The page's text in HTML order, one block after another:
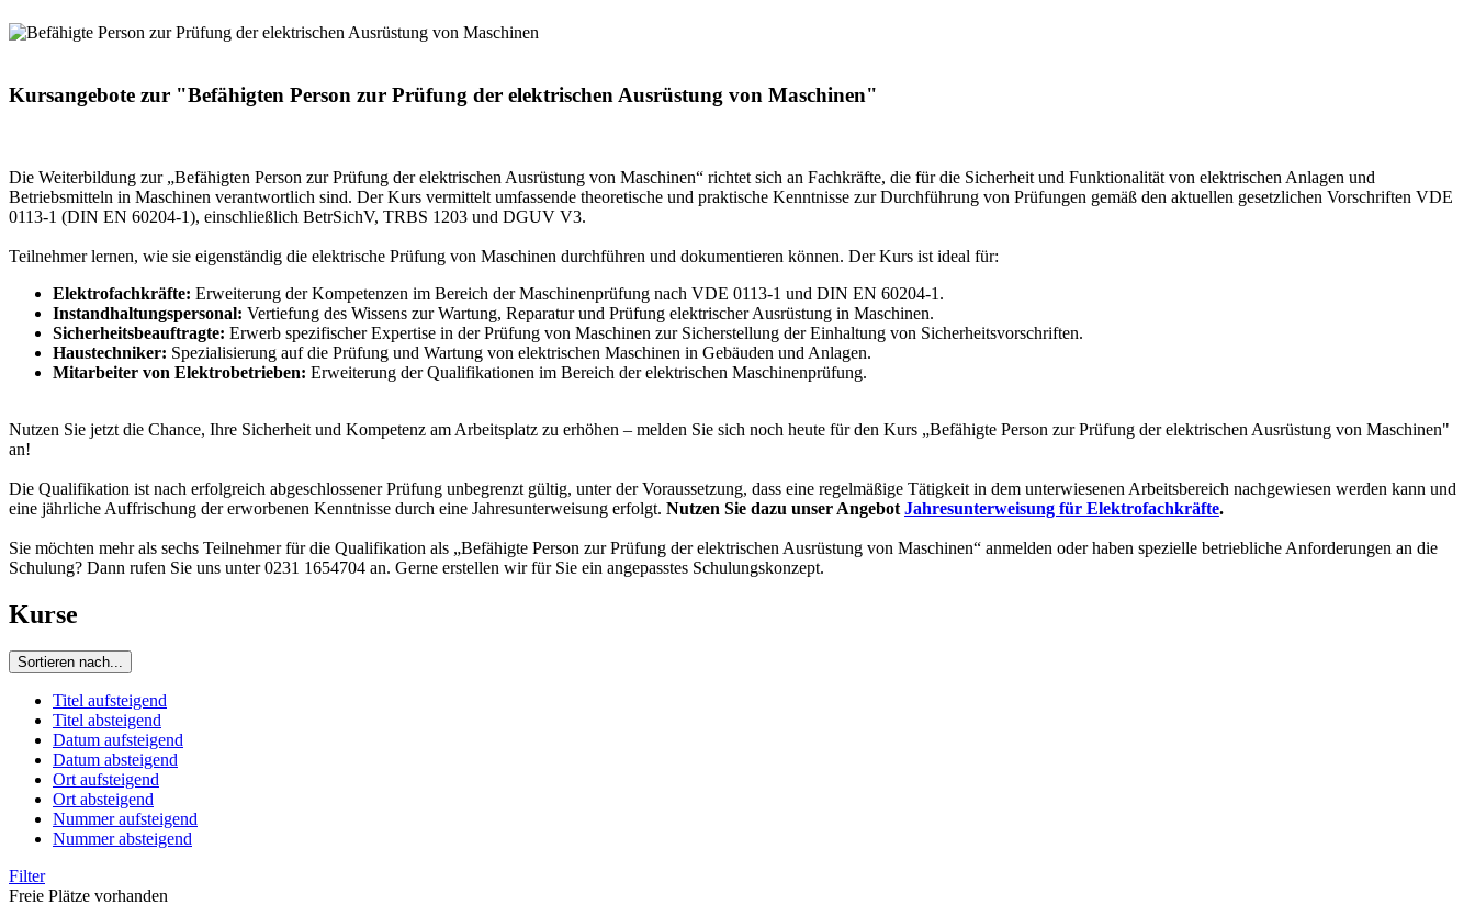
Kursangebote zur "Befähigten Person zur Prüfung der elektrischen Ausrüstung von Maschinen"
Die Weiterbildung zur „Befähigten Person zur Prüfung der elektrischen Ausrüstung von Maschinen“ richtet sich an Fachkräfte, die für die Sicherheit und Funktionalität von elektrischen Anlagen und
Betriebsmitteln in Maschinen verantwortlich sind. Der Kurs vermittelt umfassende theoretische und praktische Kenntnisse zur Durchführung von Prüfungen gemäß den aktuellen gesetzlichen Vorschriften VDE
0113-1 (DIN EN 60204-1), einschließlich BetrSichV, TRBS 1203 und DGUV V3.
Teilnehmer lernen, wie sie eigenständig die elektrische Prüfung von Maschinen durchführen und dokumentieren können. Der Kurs ist ideal für:
Elektrofachkräfte: Erweiterung der Kompetenzen im Bereich der Maschinenprüfung nach VDE 0113-1 und DIN EN 60204-1.
Instandhaltungspersonal: Vertiefung des Wissens zur Wartung, Reparatur und Prüfung elektrischer Ausrüstung in Maschinen.
Sicherheitsbeauftragte: Erwerb spezifischer Expertise in der Prüfung von Maschinen zur Sicherstellung der Einhaltung von Sicherheitsvorschriften.
Haustechniker: Spezialisierung auf die Prüfung und Wartung von elektrischen Maschinen in Gebäuden und Anlagen.
Mitarbeiter von Elektrobetrieben: Erweiterung der Qualifikationen im Bereich der elektrischen Maschinenprüfung.
Nutzen Sie jetzt die Chance, Ihre Sicherheit und Kompetenz am Arbeitsplatz zu erhöhen – melden Sie sich noch heute für den Kurs „Befähigte Person zur Prüfung der elektrischen Ausrüstung von Maschinen"
an!
Die Qualifikation ist nach erfolgreich abgeschlossener Prüfung unbegrenzt gültig, unter der Voraussetzung, dass eine regelmäßige Tätigkeit in dem unterwiesenen Arbeitsbereich nachgewiesen werden kann und
eine jährliche Auffrischung der erworbenen Kenntnisse durch eine Jahresunterweisung erfolgt. Nutzen Sie dazu unser Angebot Jahresunterweisung für Elektrofachkräfte.
Sie möchten mehr als sechs Teilnehmer für die Qualifikation als „Befähigte Person zur Prüfung der elektrischen Ausrüstung von Maschinen“ anmelden oder haben spezielle betriebliche Anforderungen an die
Schulung? Dann rufen Sie uns unter 0231 1654704 an. Gerne erstellen wir für Sie ein angepasstes Schulungskonzept.
Kurse
Sortieren nach...
Titel aufsteigend
Titel absteigend
Datum aufsteigend
Datum absteigend
Ort aufsteigend
Ort absteigend
Nummer aufsteigend
Nummer absteigend
Filter
Freie Plätze vorhanden